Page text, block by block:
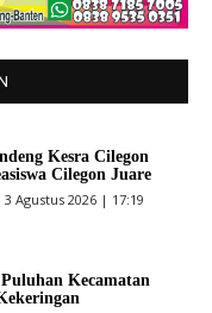
Kesra Cilegon
Cilegon Juare
3 Agustus 2026 | 17:19
Kecamatan